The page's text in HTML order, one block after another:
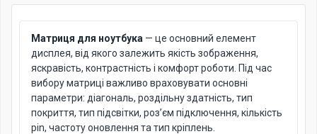
Матриця для ноутбука — це основний елемент
дисплея, від якого залежить якість зображення,
яскравість, контрастність і комфорт роботи. Під час
вибору матриці важливо враховувати основні
параметри: діагональ, роздільну здатність, тип
покриття, тип підсвітки, роз’єм підключення, кількість
pin, частоту оновлення та тип кріплень.